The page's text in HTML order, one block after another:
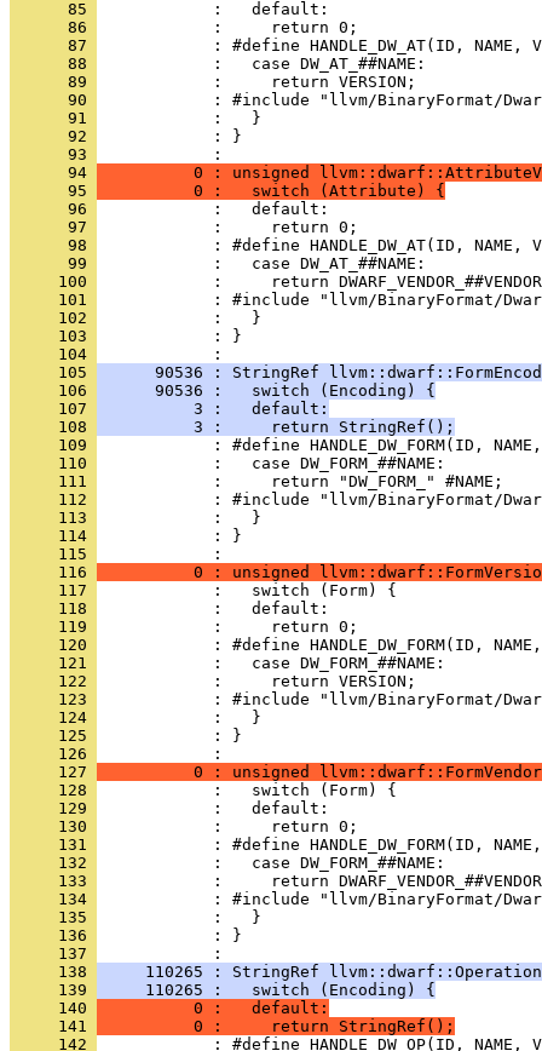
      85
      86
      87
      88
      89
      90
      91
      92
            : }
      93
      94
0 : unsigned
      95
          0 :   switch (Attribute) {
      96
      97
      98
      99
     100
     101
     102
     103
            : }
     104
     105
90536 : StringRef
     106
      90536 :   switch (Encoding) {
     107
          3 :   default:
     108
          3 :     return StringRef();
     109
     110
     111
     112
     113
     114
            : }
     115
     116
0 : unsigned
     117
     118
     119
     120
     121
     122
     123
     124
     125
            : }
     126
     127
0 : unsigned
     128
     129
     130
     131
     132
     133
     134
     135
     136
            : }
     137
     138
110265 : StringRef
     139
     110265 :   switch (Encoding) {
     140
          0 :   default:
     141
          0 :     return StringRef();
     142